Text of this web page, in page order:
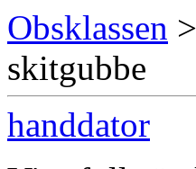
Obsklassen >
skitgubbe
handdator